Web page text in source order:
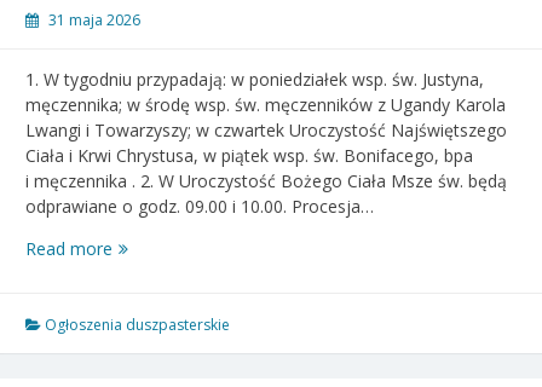
31 maja 2026
1. W tygodniu przypadają: w poniedziałek wsp. św. Justyna,
męczennika; w środę wsp. św. męczenników z Ugandy Karola
Lwangi i Towarzyszy; w czwartek Uroczystość Najświętszego
Ciała i Krwi Chrystusa, w piątek wsp. św. Bonifacego, bpa
i męczennika . 2. W Uroczystość Bożego Ciała Msze św. będą
odprawiane o godz. 09.00 i 10.00. Procesja…
Read more Ogłoszenia
Niedziela
Trójcy
Ogłoszenia duszpasterskie